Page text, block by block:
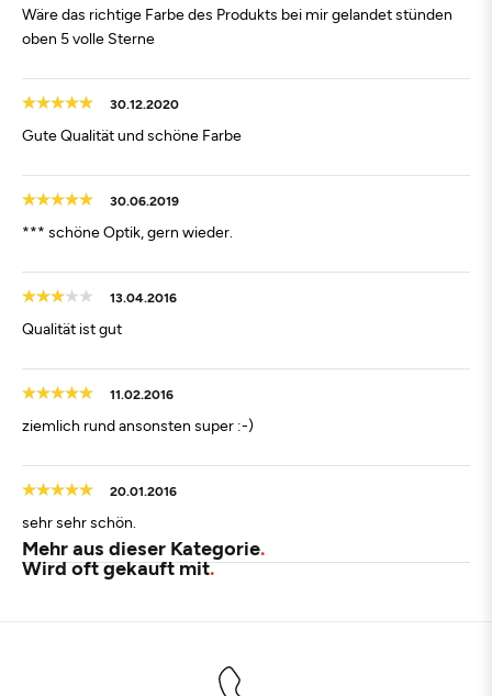
Wäre das richtige Farbe des Produkts bei mir gelandet stünden
oben 5 volle Sterne
30.12.2020
Gute Qualität und schöne Farbe
30.06.2019
*** schöne Optik, gern wieder.
13.04.2016
Qualität ist gut
11.02.2016
ziemlich rund ansonsten super :-)
20.01.2016
sehr sehr schön.
Mehr aus dieser Kategorie
Wird oft gekauft mit